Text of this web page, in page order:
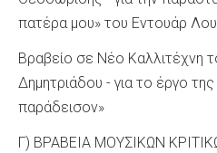
πατέρα μου» του Εντουάρ
Βραβείο σε Νέο Καλλιτέχνη
Δημητριάδου - για το έργο
παράδεισον»
Γ) ΒΡΑΒΕΙΑ ΜΟΥΣΙΚΩΝ